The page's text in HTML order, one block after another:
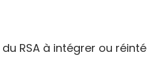
RSA à intégrer ou